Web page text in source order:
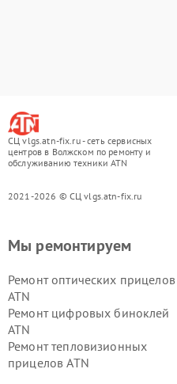
СЦ vlgs.atn-fix.ru - сеть сервисных
центров в Волжском по ремонту и
обслуживанию техники ATN
2021-2026 © СЦ vlgs.atn-fix.ru
Мы ремонтируем
Ремонт оптических прицелов
ATN
Ремонт цифровых биноклей
ATN
Ремонт тепловизионных
прицелов ATN